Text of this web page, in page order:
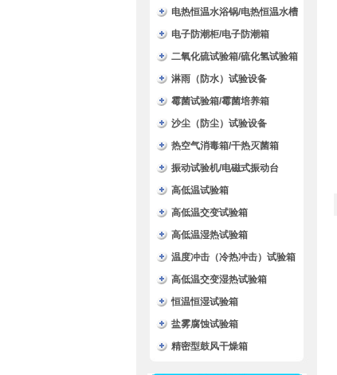
电热恒温水浴锅/电热恒温水槽
电子防潮柜/电子防潮箱
二氧化硫试验箱/硫化氢试验箱
淋雨（防水）试验设备
霉菌试验箱/霉菌培养箱
沙尘（防尘）试验设备
热空气消毒箱/干热灭菌箱
振动试验机/电磁式振动台
高低温试验箱
高低温交变试验箱
高低温湿热试验箱
温度冲击（冷热冲击）试验箱
高低温交变湿热试验箱
恒温恒湿试验箱
盐雾腐蚀试验箱
精密型鼓风干燥箱